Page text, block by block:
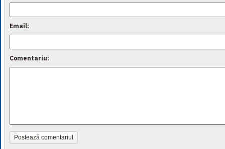
Email:
Comentariu:
Postează comentariul